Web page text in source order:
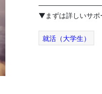
▼まずは詳しいサポ
就活（大学生）